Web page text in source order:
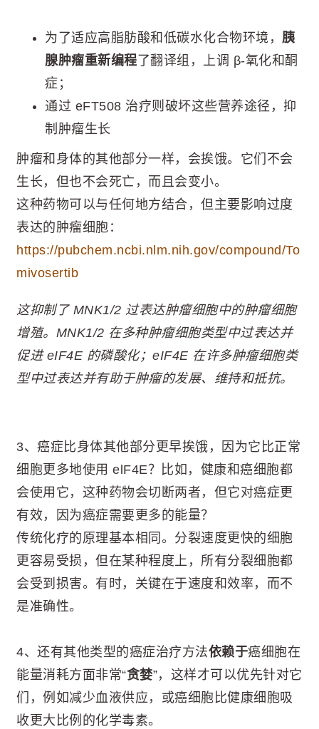
为了适应高脂肪酸和低碳水化合物环境， 胰
腺肿瘤重新编程了翻译组，上调 β-氧化和酮
症；
通过 eFT508 治疗则破坏这些营养途径，抑
制肿瘤生长
肿瘤和身体的其他部分一样，会挨饿。它们不会
生长，但也不会死亡，而且会变小。
这种药物可以与任何地方结合，但主要影响过度
表达的肿瘤细胞：
https://pubchem.ncbi.nlm.nih.gov/compound/To
mivosertib
这抑制了 MNK1/2 过表达肿瘤细胞中的肿瘤细胞
增殖。MNK1/2 在多种肿瘤细胞类型中过表达并
促进 eIF4E 的磷酸化；eIF4E 在许多肿瘤细胞类
型中过表达并有助于肿瘤的发展、维持和抵抗。
3、癌症比身体其他部分更早挨饿，因为它比正常
细胞更多地使用 elF4E？比如，健康和癌细胞都
会使用它，这种药物会切断两者，但它对癌症更
有效，因为癌症需要更多的能量？
传统化疗的原理基本相同。分裂速度更快的细胞
更容易受损，但在某种程度上，所有分裂细胞都
会受到损害。有时，关键在于速度和效率，而不
是准确性。
4、还有其他类型的癌症治疗方法依赖于癌细胞在
能量消耗方面非常“贪婪”，这样才可以优先针对它
们，例如减少血液供应，或癌细胞比健康细胞吸
收更大比例的化学毒素。